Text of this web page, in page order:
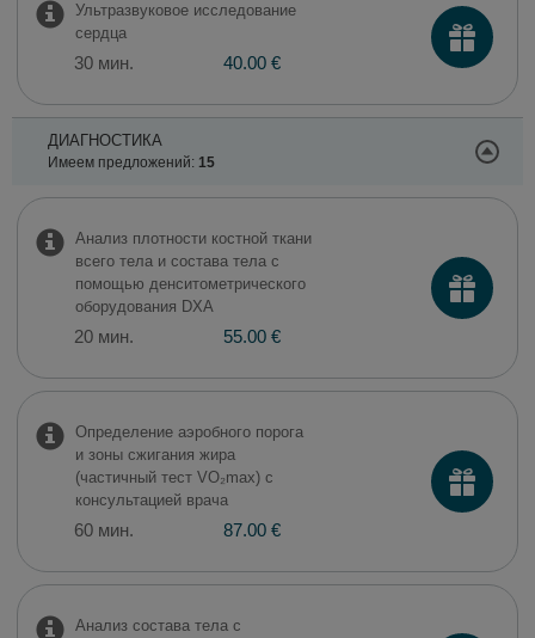
Ультразвуковое исследование
сердца
30 мин. 40.00 €
ДИАГНОСТИКА
Имеем предложений: 15
Анализ плотности костной ткани
всего тела и состава тела с
помощью денситометрического
оборудования DXA
20 мин. 55.00 €
Определение аэробного порога
и зоны сжигания жира
(частичный тест VO₂max) с
консультацией врача
60 мин. 87.00 €
Анализ состава тела с